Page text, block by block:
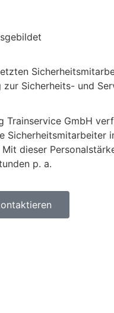
zur Sicherheits- und
Trainservice GmbH
Sicherheitsmitarbeiter
dieser
p. a.